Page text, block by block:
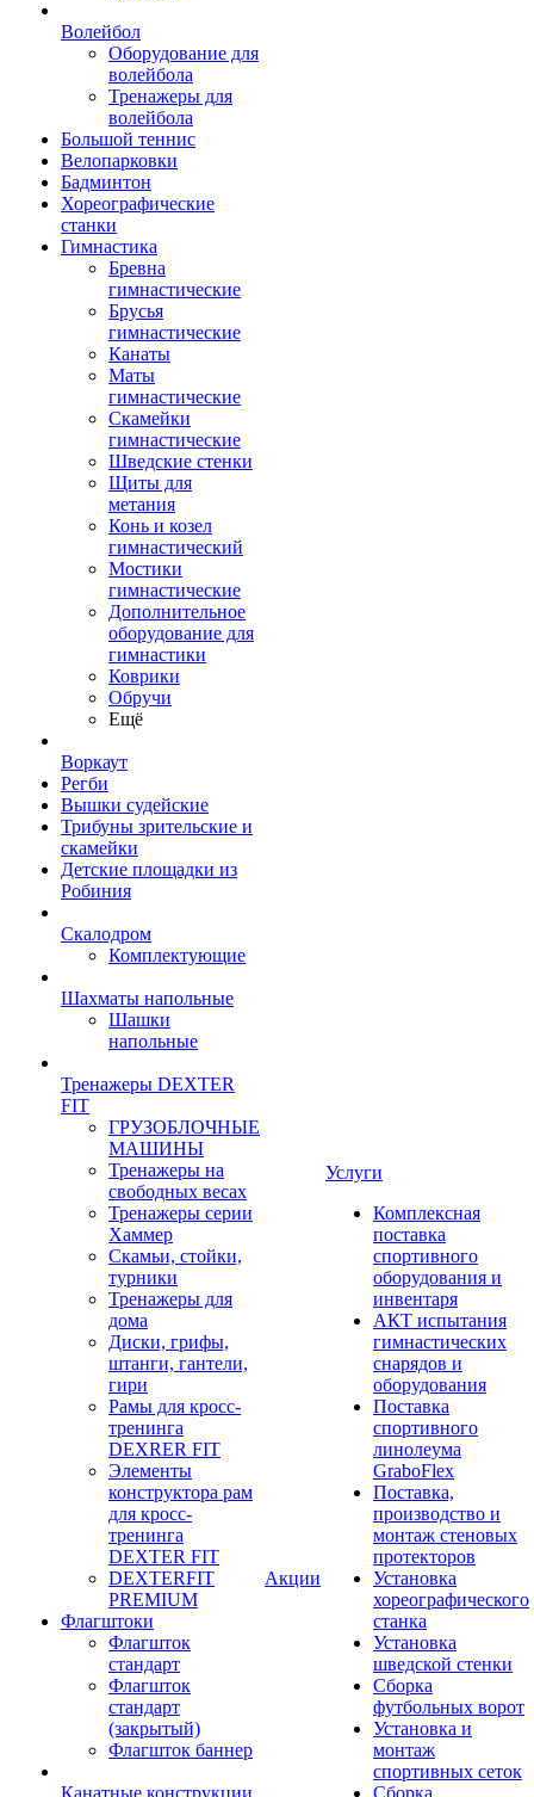
Волейбол
Оборудование для
волейбола
Тренажеры для
волейбола
Большой теннис
Велопарковки
Бадминтон
Хореографические
станки
Гимнастика
Бревна
гимнастические
Брусья
гимнастические
Канаты
Маты
гимнастические
Скамейки
гимнастические
Шведские стенки
Щиты для
метания
Конь и козел
гимнастический
Мостики
гимнастические
Дополнительное
оборудование для
гимнастики
Коврики
Обручи
Ещё
Воркаут
Регби
Вышки судейские
Трибуны зрительские и
скамейки
Детские площадки из
Робиния
Скалодром
Комплектующие
Шахматы напольные
Шашки
напольные
Тренажеры DEXTER
FIT
ГРУЗОБЛОЧНЫЕ
МАШИНЫ
Тренажеры на
свободных весах
Тренажеры серии
Хаммер
Скамьи, стойки,
турники
Тренажеры для
дома
Диски, грифы,
штанги, гантели,
гири
Рамы для кросс-
тренинга
DEXRER FIT
Элементы
конструктора рам
для кросс-
тренинга
DEXTER FIT
DEXTERFIT
PREMIUM
Флагштоки
Флагшток
стандарт
Флагшток
стандарт
(закрытый)
Флагшток баннер
Канатные конструкции
Акции
Услуги
Комплексная
поставка
спортивного
оборудования и
инвентаря
АКТ испытания
гимнастических
снарядов и
оборудования
Поставка
спортивного
линолеума
GraboFlex
Поставка,
производство и
монтаж стеновых
протекторов
Установка
хореографического
станка
Установка
шведской стенки
Сборка
футбольных ворот
Установка и
монтаж
спортивных сеток
Сборка